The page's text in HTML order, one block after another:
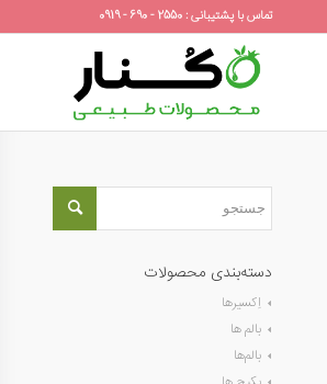
تماس با پشتیبانی : 2550 - 690 - 0919
دسته‌بندی محصولات
اِکسیرها
بالم ها
بالم‌ها